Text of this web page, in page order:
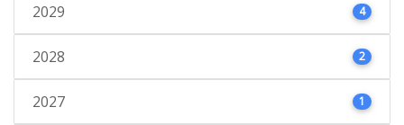
2029 4
2028 2
2027 1